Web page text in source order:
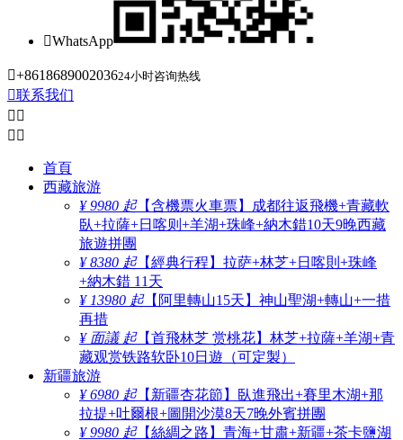
WhatsApp
+861868900203624小时咨询热线
联系我们
 
 
首頁
西藏旅游
¥ 9980 起【含機票火車票】成都往返飛機+青藏軟
臥+拉薩+日喀则+羊湖+珠峰+納木錯10天9晚西藏
旅遊拼團
¥ 8380 起【經典行程】拉萨+林芝+日喀則+珠峰
+納木錯 11天
¥ 13980 起【阿里轉山15天】神山聖湖+轉山+一措
再措
¥ 面議 起【首飛林芝 赏桃花】林芝+拉薩+羊湖+青
藏观赏铁路软卧10日遊（可定製）
新疆旅游
¥ 6980 起【新疆杏花節】臥進飛出+賽里木湖+那
拉提+吐爾根+圖開沙漠8天7晚外賓拼團
¥ 9980 起【絲綢之路】青海+甘肅+新疆+茶卡鹽湖